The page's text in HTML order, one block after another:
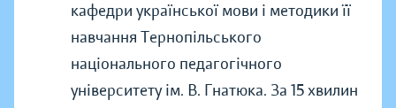
кафедри української мови і методики її
навчання Тернопільського
національного педагогічного
університету ім. В. Гнатюка. За 15 хвилин